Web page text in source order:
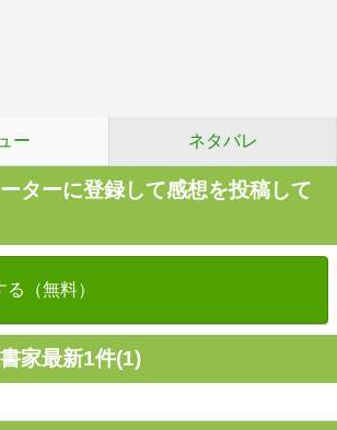
ー ネタバレ
ターに登録して感想を投稿して
（無料）
家最新1件(1)